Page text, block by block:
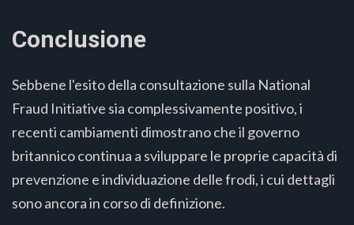
Conclusione
Sebbene l'esito della consultazione sulla National
Fraud Initiative sia complessivamente positivo, i
recenti cambiamenti dimostrano che il governo
britannico continua a sviluppare le proprie capacità di
prevenzione e individuazione delle frodi, i cui dettagli
sono ancora in corso di definizione.